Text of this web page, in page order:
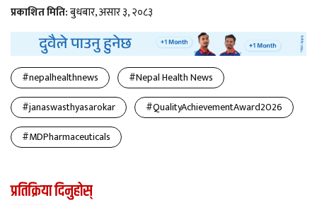
प्रकाशित मिति:बुधबार, असार ३, २०८३
#nepalhealthnews
#Nepal Health News
#janaswasthyasarokar
#QualityAchievementAward2026
#MDPharmaceuticals
प्रतिक्रिया दिनुहोस्